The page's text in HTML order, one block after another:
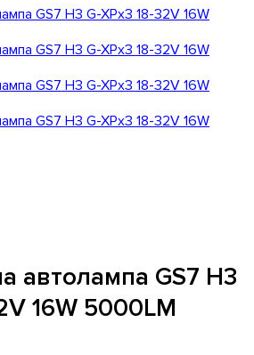
автолампа GS7 H3
16W 5000LM